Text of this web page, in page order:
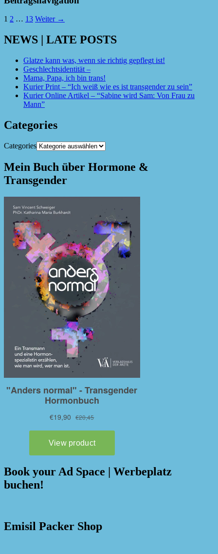
1 2 … 13 Weiter →
NEWS | LATE POSTS
Glatze kann was, wenn sie richtig gepflegt ist!
Geschlechtsidentität –
Mama, Papa, ich bin trans!
Kurier Print – “Ich weiß wie es ist transgender zu sein”
Kurier Online Artikel – “Sabine wird Sam: Von Frau zu
Mann”
Categories
Categories
Mein Buch über Hormone &
Transgender
Book your Ad Space | Werbeplatz
buchen!
Emisil Packer Shop